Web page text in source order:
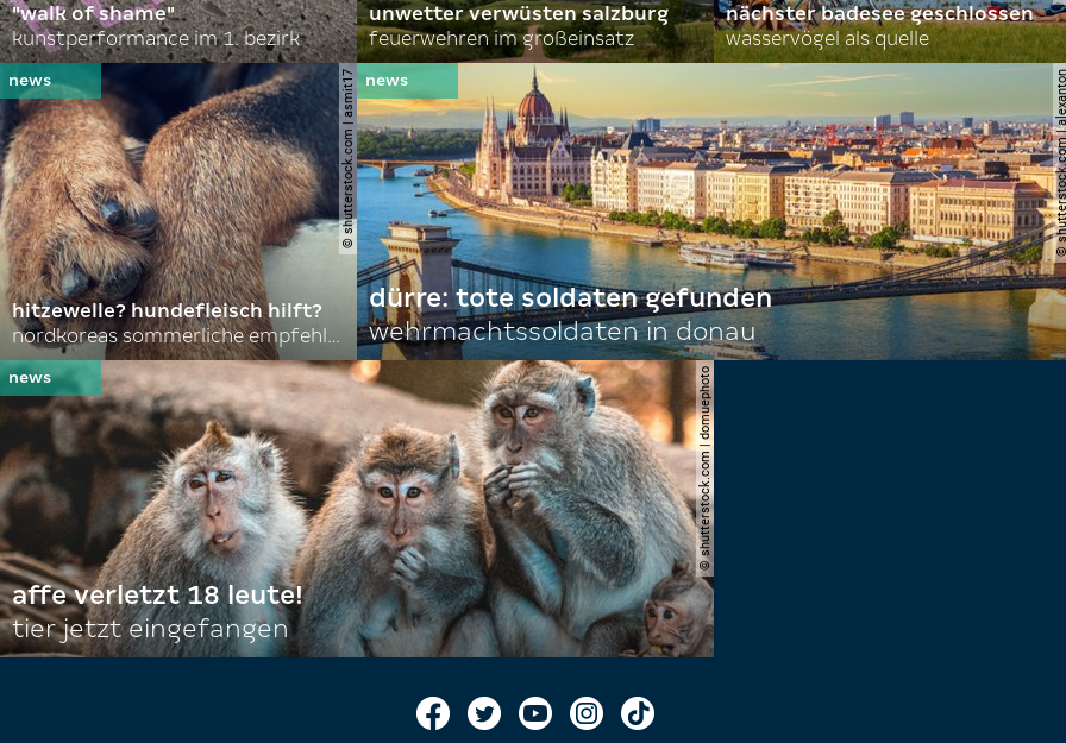
"walk of shame"
kunstperformance im 1. bezirk
unwetter verwüsten salzburg
feuerwehren im großeinsatz
nächster badesee geschlossen
wasservögel als quelle
© shutterstock.com | asmit17
hitzewelle? hundefleisch hilft?
nordkoreas sommerliche empfehlungen
©
dürre: tote soldaten gefunden
wehrmachtssoldaten in donau
© shutterstock.com | domuephoto
affe verletzt 18 leute!
tier jetzt eingefangen